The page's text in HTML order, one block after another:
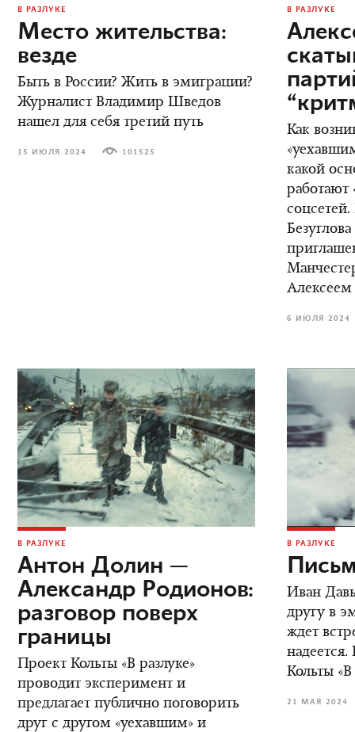
В РАЗЛУКЕ
Место жительства:
везде
Быть в России? Жить в эмиграции?
Журналист Владимир Шведов
нашел для себя третий путь
15 ИЮЛЯ 2024 101525
В РАЗЛУКЕ
Как
какой
работают
6 ИЮЛЯ 2024
В РАЗЛУКЕ
Антон Долин —
Александр Родионов:
разговор поверх
границы
Проект Кольты «В разлуке»
проводит эксперимент и
предлагает публично поговорить
друг с другом «уехавшим» и
В РАЗЛУКЕ
Иван
другу в
ждет
надеется.
Кольты «В
21 МАЯ 2024